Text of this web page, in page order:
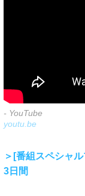
- YouTube
youtu.be
＞[番組スペシャ
3日間